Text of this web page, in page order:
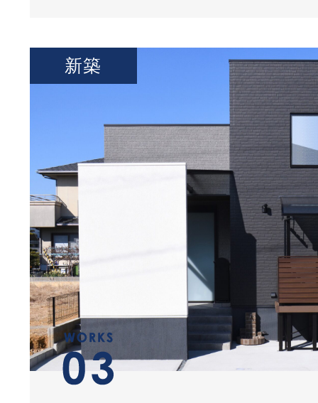
新築